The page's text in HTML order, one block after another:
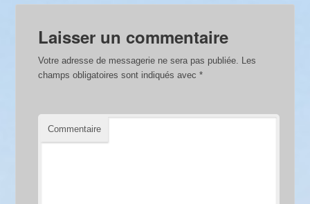
Laisser un commentaire
Votre adresse de messagerie ne sera pas publiée. Les
champs obligatoires sont indiqués avec*
Commentaire